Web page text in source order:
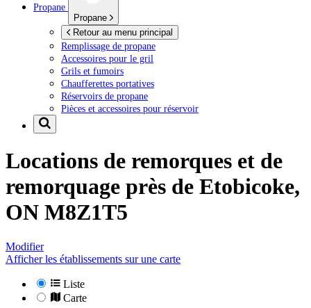
Propane
Propane
Retour au menu principal
Remplissage de propane
Accessoires pour le gril
Grils et fumoirs
Chaufferettes portatives
Réservoirs de propane
Pièces et accessoires pour réservoir
Locations de remorques et de
remorquage près de Etobicoke,
ON M8Z1T5
Modifier
Afficher les établissements sur une carte
Liste
Carte